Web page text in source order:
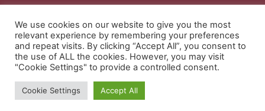
© Copyright 2022 ·Cărți Creștine| Creat de
We use cookies on our website to give you the most
relevant experience by remembering your preferences
and repeat visits. By clicking “Accept All”, you consent to
the use of ALL the cookies. However, you may visit
"Cookie Settings" to provide a controlled consent.
Cookie Settings Accept All